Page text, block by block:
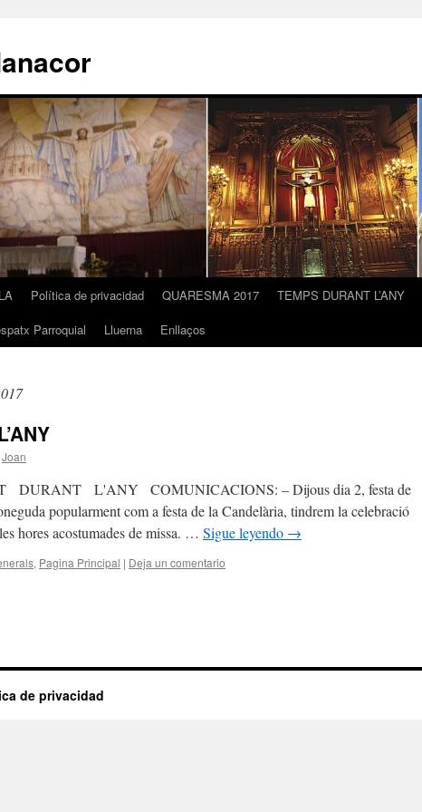
Política de privacidad QUARESMA 2017 TEMPS DURANT L’ANY
Parroquial Lluerna Enllaços
Joan
L'ANY COMUNICACIONS: – Dijous dia 2, festa de
popularment com a festa de la Candelària, tindrem la celebració
hores acostumades de missa. … Sigue leyendo →
, Pagina Principal | Deja un comentario
de privacidad